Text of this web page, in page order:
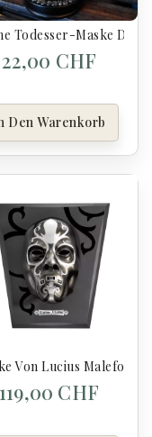
Todesser-Maske
22,00 CHF
Den Warenkorb
- Harry Potter
Von Lucius Malefoy -
119,00 CHF